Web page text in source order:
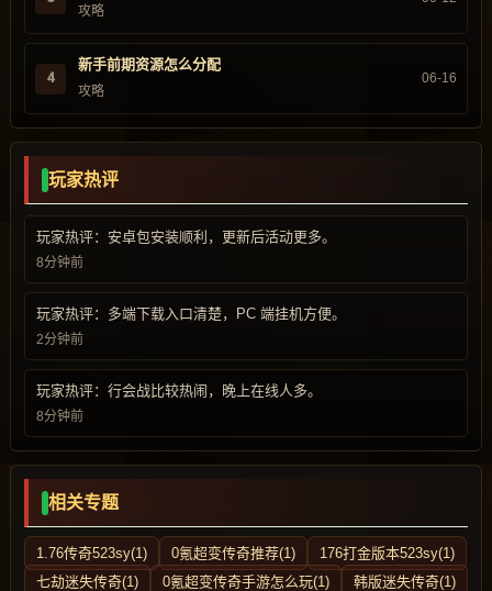
攻略
4
新手前期资源怎么分配
攻略
06-16
玩家热评
玩家热评：安卓包安装顺利，更新后活动更多。
8分钟前
玩家热评：多端下载入口清楚，PC 端挂机方便。
2分钟前
玩家热评：行会战比较热闹，晚上在线人多。
8分钟前
相关专题
1.76传奇523sy(1) 0氪超变传奇推荐(1)
176打金版本523sy(1)
七劫迷失传奇(1)
0氪超变传奇手游怎么玩(1)
韩版迷失传奇(1)